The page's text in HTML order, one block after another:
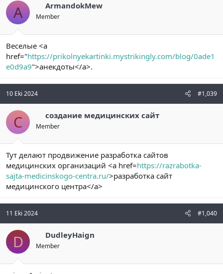
A ArmandokMew
Member
Веселые <a
href="https://prikolnyekartinki.mystrikingly.com/blog/0ade1
e0d9a9">анекдоты</a>.
10 Eki 2024 #1,039
С создание медицинских сайт
Member
Тут делают продвижение разработка сайтов
медицинских организаций <a href=https://razrabotka-
sajta-medicinskogo-centra.ru/>разработка сайт
медицинского центра</a>
11 Eki 2024 #1,040
D DudleyHaign
Member